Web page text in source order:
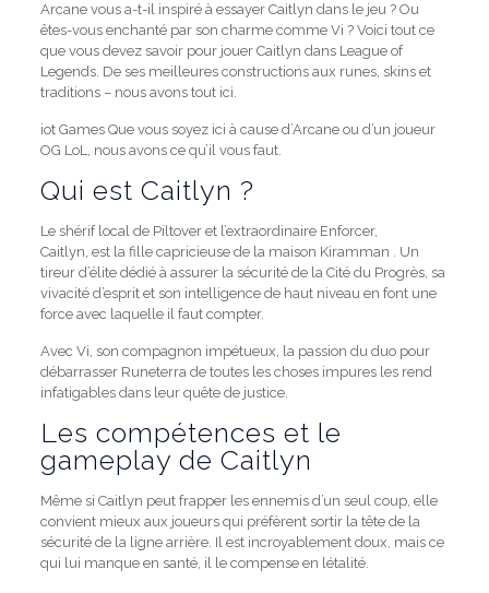
Arcane vous a-t-il inspiré à essayer Caitlyn dans le jeu ? Ou
êtes-vous enchanté par son charme comme Vi ? Voici tout ce
que vous devez savoir pour jouer Caitlyn dans League of
Legends. De ses meilleures constructions aux runes, skins et
traditions – nous avons tout ici.
iot Games Que vous soyez ici à cause d’Arcane ou d’un joueur
OG LoL, nous avons ce qu’il vous faut.
Qui est Caitlyn ?
Le shérif local de Piltover et l’extraordinaire Enforcer,
Caitlyn, est la fille capricieuse de la maison Kiramman . Un
tireur d’élite dédié à assurer la sécurité de la Cité du Progrès, sa
vivacité d’esprit et son intelligence de haut niveau en font une
force avec laquelle il faut compter.
Avec Vi, son compagnon impétueux, la passion du duo pour
débarrasser Runeterra de toutes les choses impures les rend
infatigables dans leur quête de justice.
Les compétences et le
gameplay de Caitlyn
Même si Caitlyn peut frapper les ennemis d’un seul coup, elle
convient mieux aux joueurs qui préfèrent sortir la tête de la
sécurité de la ligne arrière. Il est incroyablement doux, mais ce
qui lui manque en santé, il le compense en létalité.